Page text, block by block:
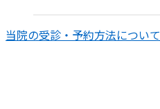
当院の受診・予約方法について